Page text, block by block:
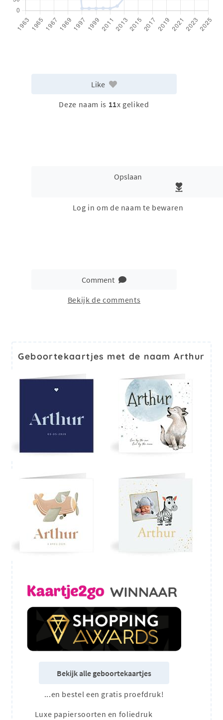
Like
Deze naam is 11x geliked
Opslaan
Log in om de naam te bewaren
Comment
Bekijk de comments
Geboortekaartjes met de naam Arthur
Bekijk alle geboortekaartjes
...en bestel een gratis proefdruk!
Luxe papiersoorten en foliedruk